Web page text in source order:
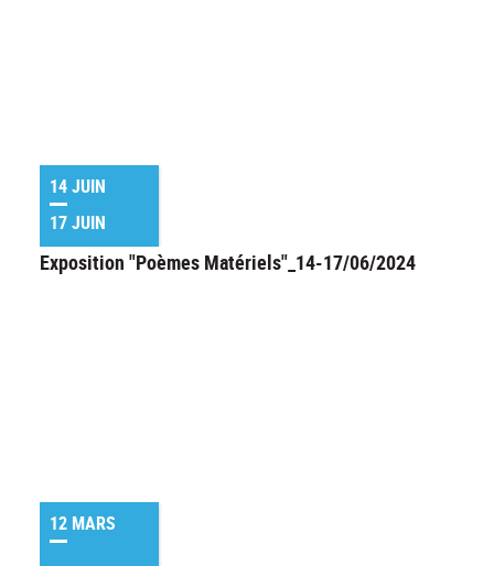
14 JUIN
17 JUIN
Exposition "Poèmes Matériels"_14-17/06/2024
12 MARS